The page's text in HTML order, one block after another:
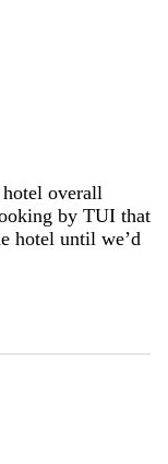
overall
by TUI that
hotel until we’d